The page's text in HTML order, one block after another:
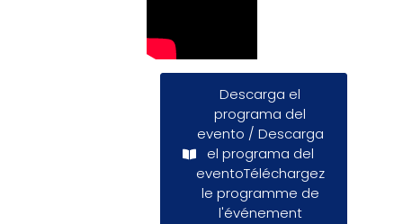
Descarga el
programa del
evento / Descarga
el programa del
eventoTéléchargez
le programme de
l'événement